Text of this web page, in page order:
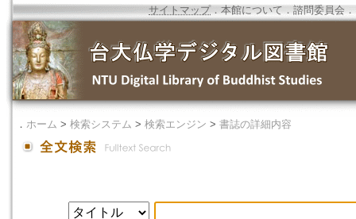
サイトマップ．本館について ． 諮問委員会 ．
． ホーム > 検索システム > 検索エンジン > 書誌の詳細内容